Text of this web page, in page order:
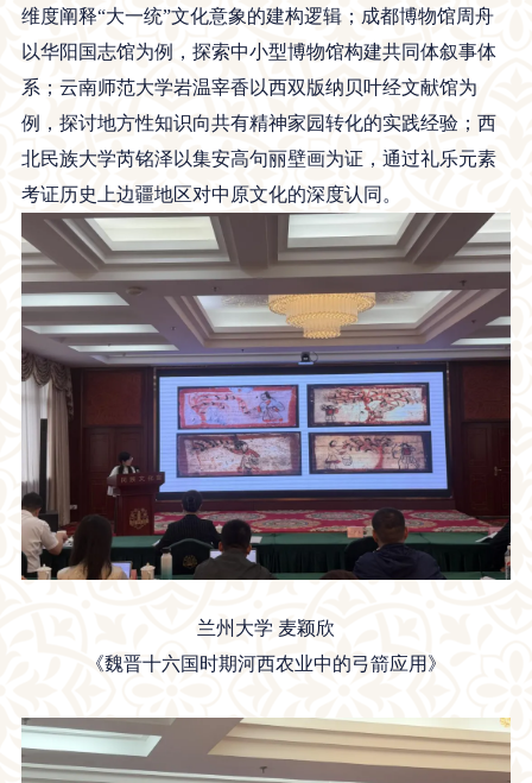
维度阐释“大一统”文化意象的建构逻辑；成都博物馆周舟
以华阳国志馆为例，探索中小型博物馆构建共同体叙事体
系；云南师范大学岩温宰香以西双版纳贝叶经文献馆为
例，探讨地方性知识向共有精神家园转化的实践经验；西
北民族大学芮铭泽以集安高句丽壁画为证，通过礼乐元素
考证历史上边疆地区对中原文化的深度认同。
兰州大学 麦颖欣
《魏晋十六国时期河西农业中的弓箭应用》